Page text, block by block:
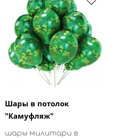
Шары в потолок
"Камуфляж"
шары милитари в